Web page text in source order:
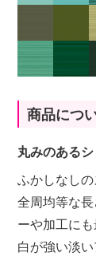
商品につ
丸みのある
ふかしなし
全周均等な
ーや加工にも
白が強い淡い